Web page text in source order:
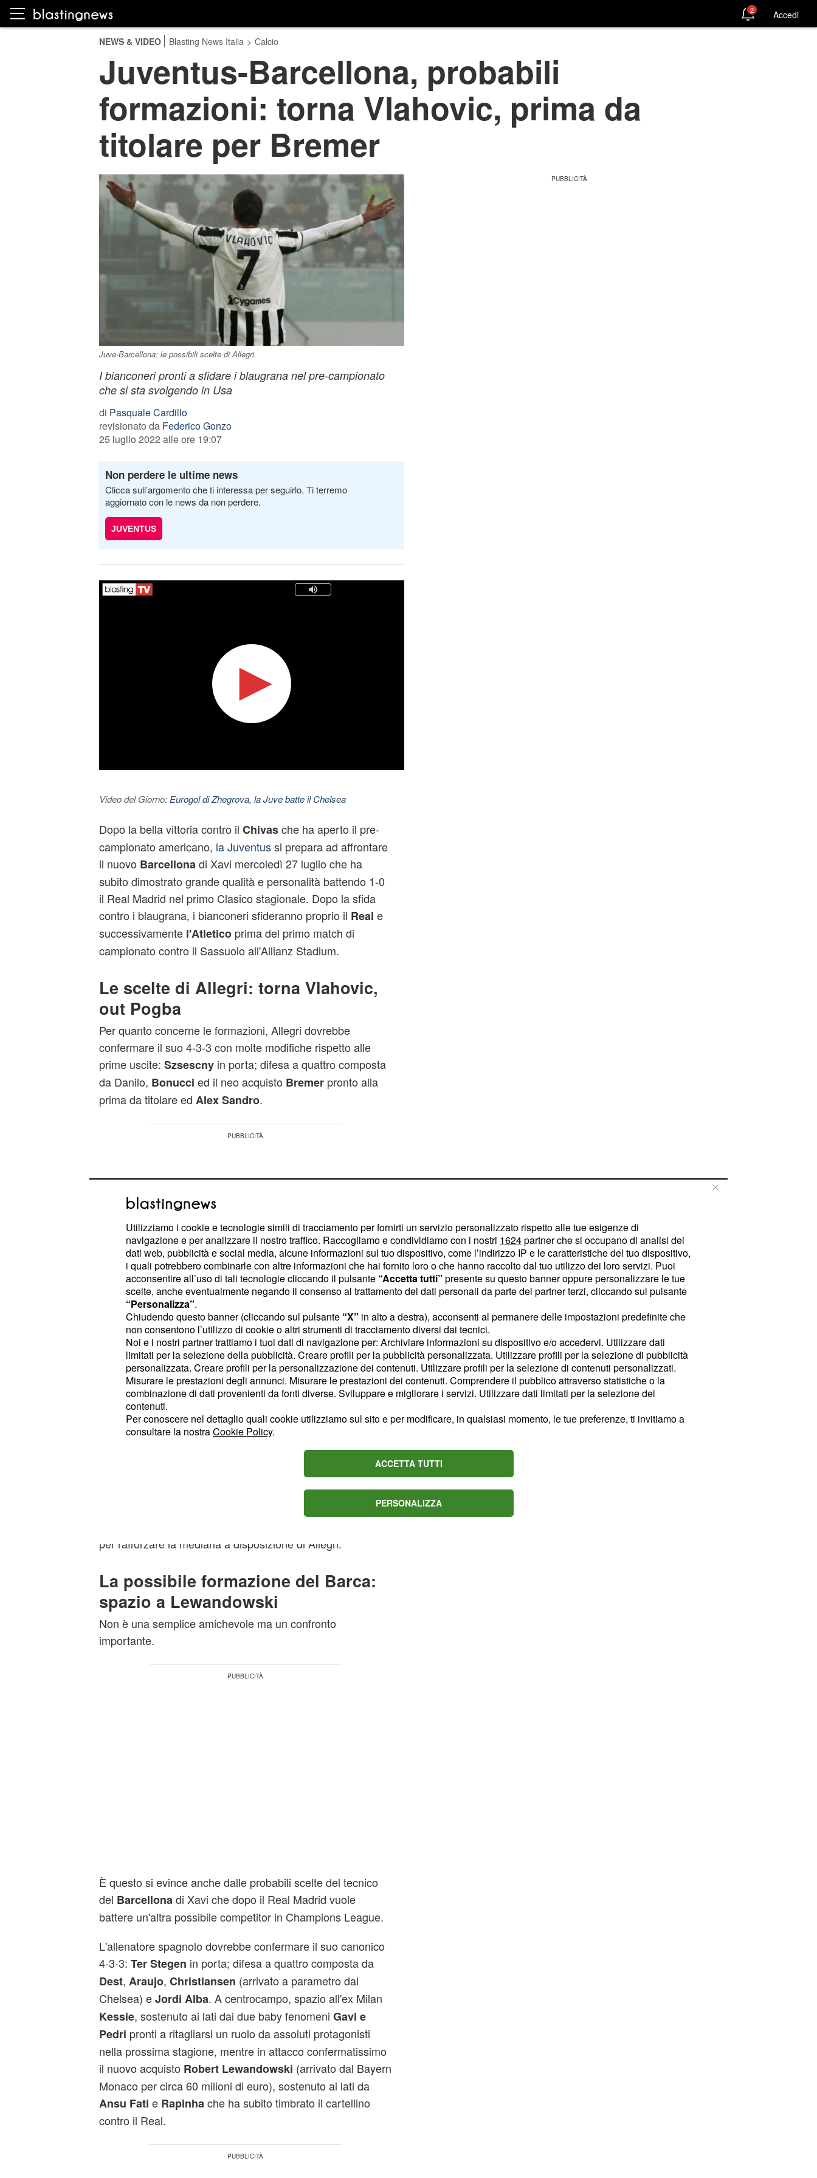
2 Accedi
NEWS & VIDEO Blasting News Italia > Calcio
Juventus-Barcellona, probabili
formazioni: torna Vlahovic, prima da
titolare per Bremer
Juve-Barcellona: le possibili scelte di Allegri.
I bianconeri pronti a sfidare i blaugrana nel pre-campionato
che si sta svolgendo in Usa
di Pasquale Cardillo
revisionato da Federico Gonzo
25 luglio 2022 alle ore 19:07
Non perdere le ultime news
Clicca sull’argomento che ti interessa per seguirlo. Ti terremo
aggiornato con le news da non perdere.
JUVENTUS
Video del Giorno: Eurogol di Zhegrova, la Juve batte il Chelsea
Dopo la bella vittoria contro il Chivasche ha aperto il pre-
campionato americano, la Juventussi prepara ad affrontare
il nuovo Barcellona di Xavi mercoledì 27 luglio che ha
subito dimostrato grande qualità e personalità battendo 1-0
il Real Madrid nel primo Clasico stagionale. Dopo la sfida
contro i blaugrana, i bianconeri sfideranno proprio il Real e
successivamente l'Atleticoprima del primo match di
campionato contro il Sassuolo all'Allianz Stadium.
Le scelte di Allegri: torna Vlahovic,
out Pogba
Per quanto concerne le formazioni, Allegri dovrebbe
confermare il suo 4-3-3 con molte modifiche rispetto alle
prime uscite: Szsescnyin porta; difesa a quattro composta
da Danilo, Bonucci ed il neo acquisto Bremerpronto alla
prima da titolare ed Alex Sandro.
A centrocampo, spazio a ManuelLocatelli in cabina di
regia, supportato ai lati daZakariaeMcKennie.Pogbanon
ancora al meglio dopo il problema al ginocchio, dovrebbe
partire fuori.
In attacco ritorna dal 1'minutoDusan Vlahovicche dopo
qualche problemino è pronto a ritornare al centro
dell'attacco bianconero. Il bomber serbo dovrebbe esser
Moise Kean, che deve
sfruttare al meglio queste occasioni per riconfermarsi. Infatti,
per rafforzare la mediana a disposizione di Allegri.
La possibile formazione del Barca:
spazio a Lewandowski
Non è una semplice amichevole ma un confronto
importante.
È questo si evince anche dalle probabili scelte del tecnico
del Barcellona di Xavi che dopo il Real Madrid vuole
battere un'altra possibile competitor in Champions League.
L'allenatore spagnolo dovrebbe confermare il suo canonico
4-3-3: Ter Stegen in porta; difesa a quattro composta da
Dest, Araujo, Christiansen (arrivato a parametro dal
Chelsea) eJordi Alba. A centrocampo, spazio all'ex Milan
Kessie, sostenuto ai lati dai due baby fenomeni Gavi e
Pedri pronti a ritagliarsi un ruolo da assoluti protagonisti
nella prossima stagione, mentre in attacco confermatissimo
il nuovo acquisto Robert Lewandowski (arrivato dal Bayern
Monaco per circa 60 milioni di euro), sostenuto ai lati da
Ansu Fati e Rapinha che ha subito timbrato il cartellino
contro il Real.
Utilizziamo i cookie e tecnologie simili di tracciamento per fornirti un servizio personalizzato rispetto alle tue esigenze di
navigazione e per analizzare il nostro traffico. Raccogliamo e condividiamo con i nostri 1624partner che si occupano di analisi dei
dati web, pubblicità e social media, alcune informazioni sul tuo dispositivo, come l’indirizzo IP e le caratteristiche del tuo dispositivo,
i quali potrebbero combinarle con altre informazioni che hai fornito loro o che hanno raccolto dal tuo utilizzo dei loro servizi. Puoi
acconsentire all’uso di tali tecnologie cliccando il pulsante “Accetta tutti” presente su questo banner oppure personalizzare le tue
scelte, anche eventualmente negando il consenso al trattamento dei dati personali da parte dei partner terzi, cliccando sul pulsante
“Personalizza”.
Chiudendo questo banner (cliccando sul pulsante “X” in alto a destra), acconsenti al permanere delle impostazioni predefinite che
non consentono l’utilizzo di cookie o altri strumenti di tracciamento diversi dai tecnici.
Noi e i nostri partner trattiamo i tuoi dati di navigazione per: Archiviare informazioni su dispositivo e/o accedervi. Utilizzare dati
limitati per la selezione della pubblicità. Creare profili per la pubblicità personalizzata. Utilizzare profili per la selezione di pubblicità
personalizzata. Creare profili per la personalizzazione dei contenuti. Utilizzare profili per la selezione di contenuti personalizzati.
Misurare le prestazioni degli annunci. Misurare le prestazioni dei contenuti. Comprendere il pubblico attraverso statistiche o la
combinazione di dati provenienti da fonti diverse. Sviluppare e migliorare i servizi. Utilizzare dati limitati per la selezione dei
contenuti.
Per conoscere nel dettaglio quali cookie utilizziamo sul sito e per modificare, in qualsiasi momento, le tue preferenze, ti invitiamo a
consultare la nostraCookie Policy.
ACCETTA TUTTI
PERSONALIZZA